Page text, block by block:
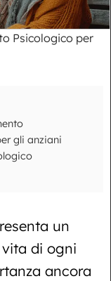
Psicologico per
gli anziani
un
di ogni
ancora